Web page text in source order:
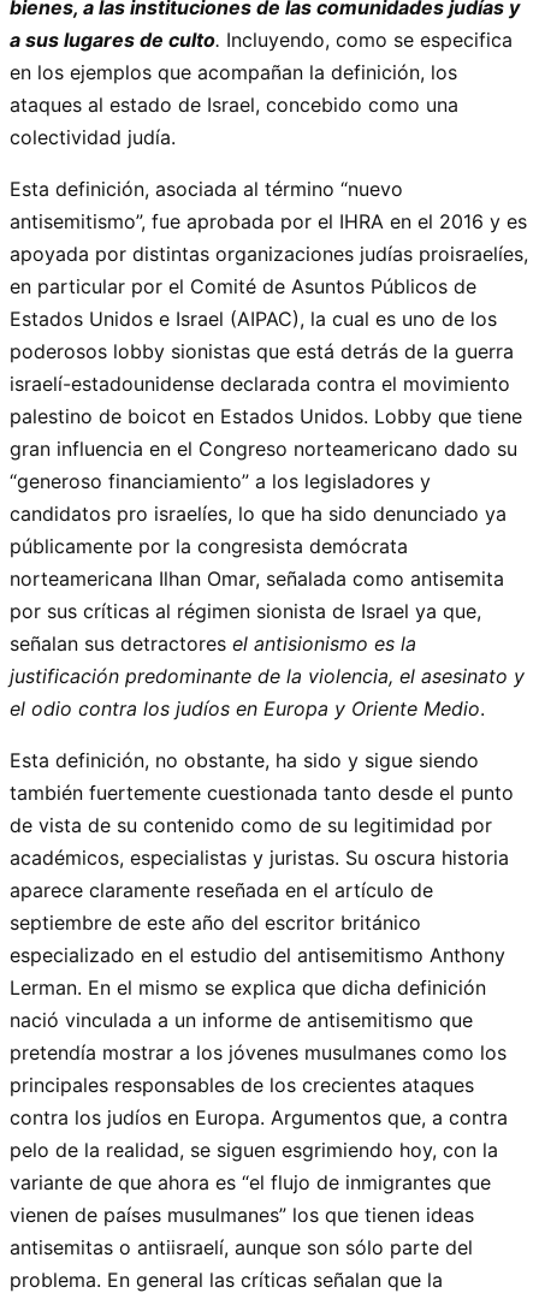
bienes, a las instituciones de las comunidades judías y
a sus lugares de culto. Incluyendo, como se especifica
en los ejemplos que acompañan la definición, los
ataques al estado de Israel, concebido como una
colectividad judía.
Esta definición, asociada al término “nuevo
antisemitismo”, fue aprobada por el IHRA en el 2016 y es
apoyada por distintas organizaciones judías proisraelíes,
en particular por el Comité de Asuntos Públicos de
Estados Unidos e Israel (AIPAC), la cual es uno de los
poderosos lobby sionistas que está detrás de la guerra
israelí-estadounidense declarada contra el movimiento
palestino de boicot en Estados Unidos. Lobby que tiene
gran influencia en el Congreso norteamericano dado su
“generoso financiamiento” a los legisladores y
candidatos pro israelíes, lo que ha sido denunciado ya
públicamente por la congresista demócrata
norteamericana Ilhan Omar, señalada como antisemita
por sus críticas al régimen sionista de Israel ya que,
señalan sus detractores el antisionismo es la
justificación predominante de la violencia, el asesinato y
el odio contra los judíos en Europa y Oriente Medio.
Esta definición, no obstante, ha sido y sigue siendo
también fuertemente cuestionada tanto desde el punto
de vista de su contenido como de su legitimidad por
académicos, especialistas y juristas. Su oscura historia
aparece claramente reseñada en el artículo de
septiembre de este año del escritor británico
especializado en el estudio del antisemitismo Anthony
Lerman. En el mismo se explica que dicha definición
nació vinculada a un informe de antisemitismo que
pretendía mostrar a los jóvenes musulmanes como los
principales responsables de los crecientes ataques
contra los judíos en Europa. Argumentos que, a contra
pelo de la realidad, se siguen esgrimiendo hoy, con la
variante de que ahora es “el flujo de inmigrantes que
vienen de países musulmanes” los que tienen ideas
antisemitas o antiisraelí, aunque son sólo parte del
problema. En general las críticas señalan que la